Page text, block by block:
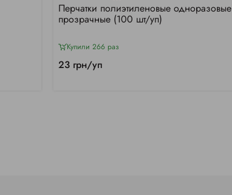
Перчатки полиэтиленовые одноразовые
прозрачные (100 шт/уп)
Купили 266 раз
23 грн/уп